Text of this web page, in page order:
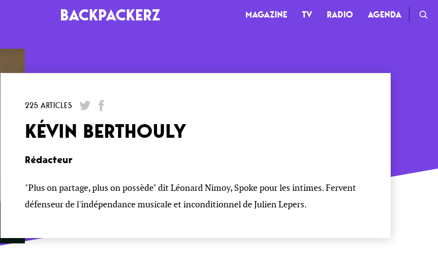
BACKPACKERZ MAGAZINE TV RADIO AGENDA
AGENDA
Festivals
RADIO
Mixes
TV
225 ARTICLES
KÉVIN BERTHOULY
Rédacteur
"Plus on partage, plus on possède" dit Léonard Nimoy, Spoke pour les intimes. Fervent
défenseur de l'indépendance musicale et inconditionnel de Julien Lepers.